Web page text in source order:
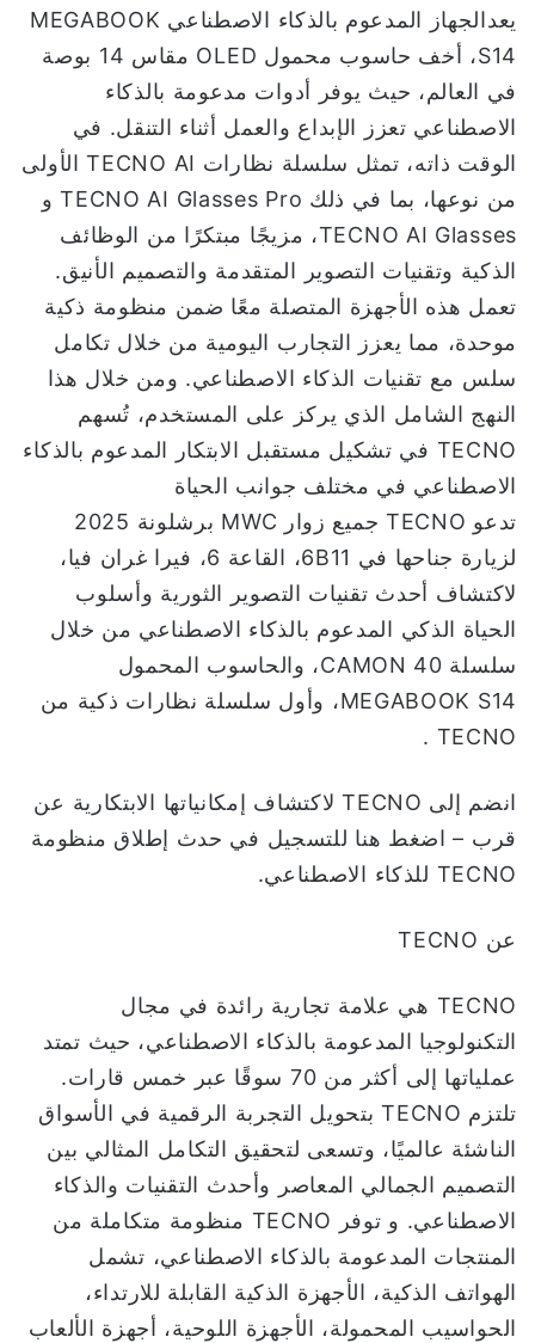
يعدالجهاز المدعوم بالذكاء الاصطناعي MEGABOOK
S14، أخف حاسوب محمول OLED مقاس 14 بوصة
في العالم، حيث يوفر أدوات مدعومة بالذكاء
الاصطناعي تعزز الإبداع والعمل أثناء التنقل. في
الوقت ذاته، تمثل سلسلة نظارات TECNO AI الأولى
من نوعها، بما في ذلك TECNO AI Glasses Pro و
TECNO AI Glasses، مزيجًا مبتكرًا من الوظائف
الذكية وتقنيات التصوير المتقدمة والتصميم الأنيق.
تعمل هذه الأجهزة المتصلة معًا ضمن منظومة ذكية
موحدة، مما يعزز التجارب اليومية من خلال تكامل
سلس مع تقنيات الذكاء الاصطناعي. ومن خلال هذا
النهج الشامل الذي يركز على المستخدم، تُسهم
TECNO في تشكيل مستقبل الابتكار المدعوم بالذكاء
الاصطناعي في مختلف جوانب الحياة
تدعو TECNO جميع زوار MWC برشلونة 2025
لزيارة جناحها في 6B11، القاعة 6، فيرا غران فيا،
لاكتشاف أحدث تقنيات التصوير الثورية وأسلوب
الحياة الذكي المدعوم بالذكاء الاصطناعي من خلال
سلسلة CAMON 40، والحاسوب المحمول
MEGABOOK S14، وأول سلسلة نظارات ذكية من
TECNO .
انضم إلى TECNO لاكتشاف إمكانياتها الابتكارية عن
قرب – اضغط هنا للتسجيل في حدث إطلاق منظومة
TECNO للذكاء الاصطناعي.
عن TECNO
TECNO هي علامة تجارية رائدة في مجال
التكنولوجيا المدعومة بالذكاء الاصطناعي، حيث تمتد
عملياتها إلى أكثر من 70 سوقًا عبر خمس قارات.
تلتزم TECNO بتحويل التجربة الرقمية في الأسواق
الناشئة عالميًا، وتسعى لتحقيق التكامل المثالي بين
التصميم الجمالي المعاصر وأحدث التقنيات والذكاء
الاصطناعي. و توفر TECNO منظومة متكاملة من
المنتجات المدعومة بالذكاء الاصطناعي، تشمل
الهواتف الذكية، الأجهزة الذكية القابلة للارتداء،
الحواسيب المحمولة، الأجهزة اللوحية، أجهزة الألعاب